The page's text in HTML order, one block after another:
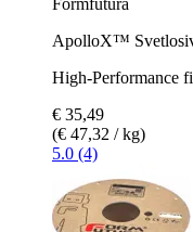
ApolloX™
High-Performance
€ 35,49
(€ 47,32 / kg)
5.0 (4)